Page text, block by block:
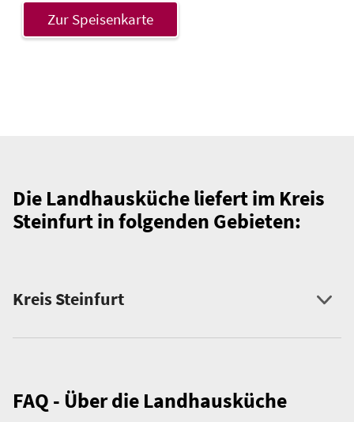
Zur Speisenkarte
Die Landhausküche liefert im Kreis
Steinfurt in folgenden Gebieten:
Kreis Steinfurt
FAQ - Über die Landhausküche